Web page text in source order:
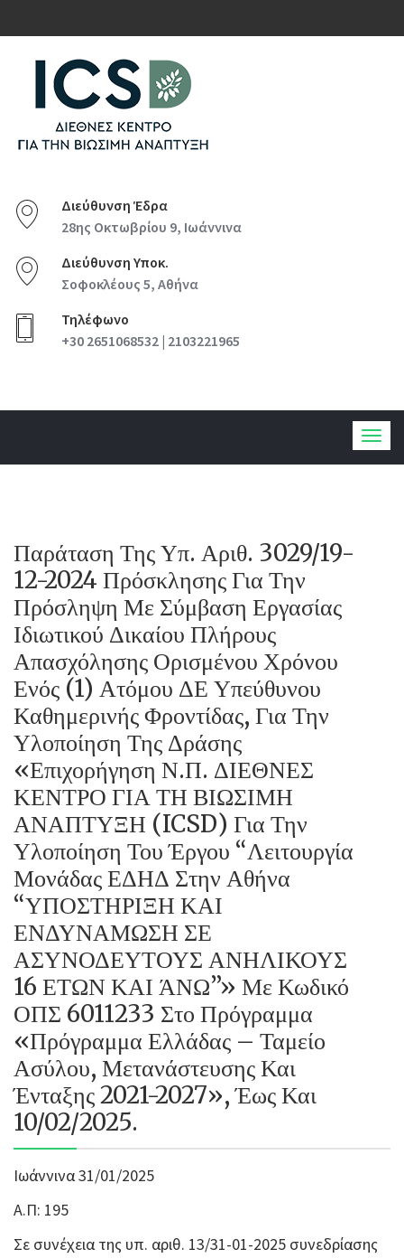
Διεύθυνση Έδρα
28ης Οκτωβρίου 9, Ιωάννινα
Διεύθυνση Υποκ.
Σοφοκλέους 5, Αθήνα
Τηλέφωνο
+30 2651068532 | 2103221965
Παράταση Της Υπ. Αριθ. 3029/19-
12-2024 Πρόσκλησης Για Την
Πρόσληψη Με Σύμβαση Εργασίας
Ιδιωτικού Δικαίου Πλήρους
Απασχόλησης Ορισμένου Χρόνου
Ενός (1) Ατόμου ΔΕ Υπεύθυνου
Καθημερινής Φροντίδας, Για Την
Υλοποίηση Της Δράσης
«Επιχορήγηση Ν.Π. ΔΙΕΘΝΕΣ
ΚΕΝΤΡΟ ΓΙΑ ΤΗ ΒΙΩΣΙΜΗ
ΑΝΑΠΤΥΞΗ (ICSD) Για Την
Υλοποίηση Του Έργου “Λειτουργία
Μονάδας ΕΔΗΔ Στην Αθήνα
“ΥΠΟΣΤΗΡΙΞΗ ΚΑΙ
ΕΝΔΥΝΑΜΩΣΗ ΣΕ
ΑΣΥΝΟΔΕΥΤΟΥΣ ΑΝΗΛΙΚΟΥΣ
16 ΕΤΩΝ ΚΑΙ ΆΝΩ”» Με Κωδικό
ΟΠΣ 6011233 Στο Πρόγραμμα
«Πρόγραμμα Ελλάδας – Ταμείο
Ασύλου, Μετανάστευσης Και
Ένταξης 2021-2027», Έως Και
10/02/2025.
Ιωάννινα 31/01/2025
Α.Π: 195
Σε συνέχεια της υπ. αριθ. 13/31-01-2025 συνεδρίασης